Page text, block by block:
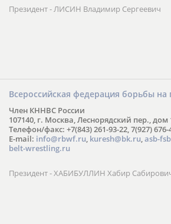
Президент - ЛИСИН Владимир Сергеевич
Всероссийская федерация борьбы на
Член КННВС России
107140, г. Москва, Леснорядский пер., дом
Телефон/факс: +7(843) 261-93-22, 7(927)
E-mail: info@rbwf.ru, kuresh@bk.ru,asb-
belt-wrestling.ru
Президент - ХАБИБУЛЛИН Хабир